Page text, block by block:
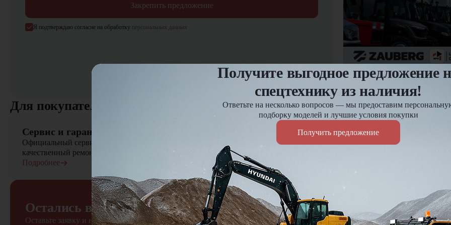
Закрепить предложение
Я подтверждаю согласие на обработку персональных данных
12.03.2025
Предпродажная
Для покупателя
Сервис и гарантия
Официальный сервисный центр осуществляет быстрый выезд и
качественный ремонт сельскохозяйственной техники
Подробнее
Оплата и доставка
Доставка по России до 7
Остались вопросы?
Оставьте заявку и наш менеджер
Получите выгодное предложение
спецтехнику из наличия!
Ответьте на несколько вопросов — мы предоставим
подборку моделей и лучшие условия покупки
Получить предложение